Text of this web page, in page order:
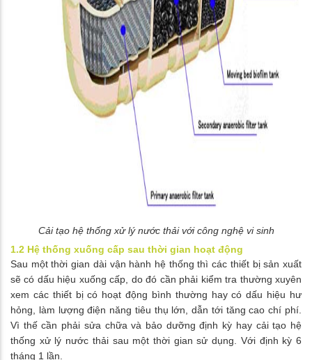
Cải tạo hệ thống xử lý nước thải với công nghệ vi sinh
1.2 Hệ thống xuống cấp sau thời gian hoạt động
Sau một thời gian dài vận hành hệ thống thì các thiết bị sản xuất
sẽ có dấu hiệu xuống cấp, do đó cần phải kiểm tra thường xuyên
xem các thiết bị có hoạt động bình thường hay có dấu hiệu hư
hỏng, làm lượng điện năng tiêu thụ lớn, dẫn tới tăng cao chí phí.
Vì thế cần phải sửa chữa và bảo dưỡng định kỳ hay cải tạo hệ
thống xử lý nước thải sau một thời gian sử dụng. Với định kỳ 6
tháng 1 lần.